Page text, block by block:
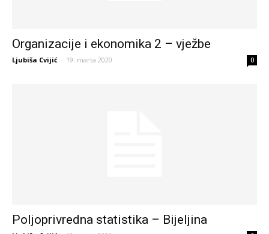
Organizacije i ekonomika 2 – vježbe
Ljubiša Cvijić - 19. marta 2020. 0
Poljoprivredna statistika – Bijeljina